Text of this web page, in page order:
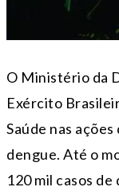
O Ministério da
Exército
Saúde nas
dengue. Até o
120 mil casos de